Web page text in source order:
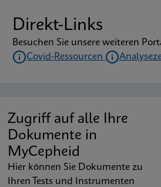
Direkt-Links
Besuchen Sie unsere weiteren
Covid-Ressourcen
Zugriff auf alle Ihre
Dokumente in
MyCepheid
Hier können Sie Dokumente zu
Ihren Tests und Instrumenten